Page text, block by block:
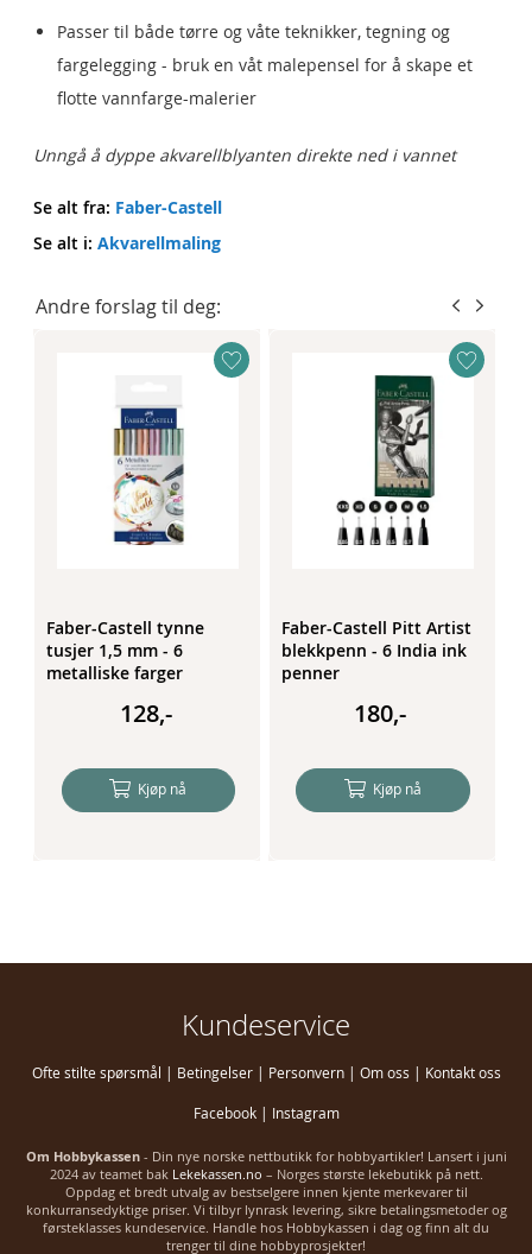
Passer til både tørre og våte teknikker, tegning og
fargelegging - bruk en våt malepensel for å skape et
flotte vannfarge-malerier
Unngå å dyppe akvarellblyanten direkte ned i vannet
Se alt fra: Faber-Castell
Se alt i:Akvarellmaling
Andre forslag til deg:
Faber-Castell tynne
tusjer 1,5 mm - 6
metalliske farger
128,-
Kjøp nå
Faber-Castell Pitt Artist
blekkpenn - 6 India ink
penner
180,-
Kjøp nå
Kundeservice
Ofte stilte spørsmål | Betingelser| Personvern | Om oss | Kontakt oss
Facebook| Instagram
Om Hobbykassen- Din nye norske nettbutikk for hobbyartikler! Lansert i juni
2024 av teamet bak Lekekassen.no – Norges største lekebutikk på nett.
Oppdag et bredt utvalg av bestselgere innen kjente merkevarer til
konkurransedyktige priser. Vi tilbyr lynrask levering, sikre betalingsmetoder og
førsteklasses kundeservice. Handle hos Hobbykassen i dag og finn alt du
trenger til dine hobbyprosjekter!